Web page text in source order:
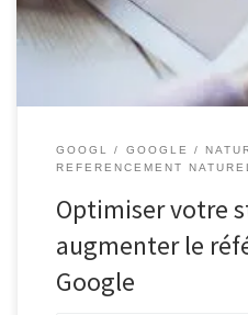
significatif sur […]
GOOGL GOOGLE
REFERENCEMENT
Optimiser votre
augmenter le
Google